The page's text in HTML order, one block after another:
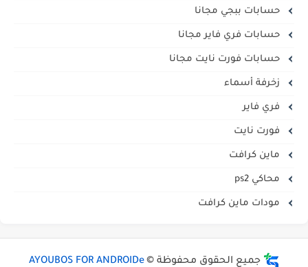
حسابات ببجي مجانا
حسابات فري فاير مجانا
حسابات فورت نايت مجانا
زخرفة أسماء
فري فاير
فورت نايت
ماين كرافت
محاكي ps2
مودات ماين كرافت
جميع الحقوق محفوظة © AYOUBOS FOR ANDROIDe